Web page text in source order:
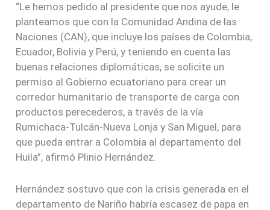
“Le hemos pedido al presidente que nos ayude, le
planteamos que con la Comunidad Andina de las
Naciones (CAN), que incluye los países de Colombia,
Ecuador, Bolivia y Perú, y teniendo en cuenta las
buenas relaciones diplomáticas, se solicite un
permiso al Gobierno ecuatoriano para crear un
corredor humanitario de transporte de carga con
productos perecederos, a través de la vía
Rumichaca-Tulcán-Nueva Lonja y San Miguel, para
que pueda entrar a Colombia al departamento del
Huila”, afirmó Plinio Hernández.
Hernández sostuvo que con la crisis generada en el
departamento de Nariño habría escasez de papa en